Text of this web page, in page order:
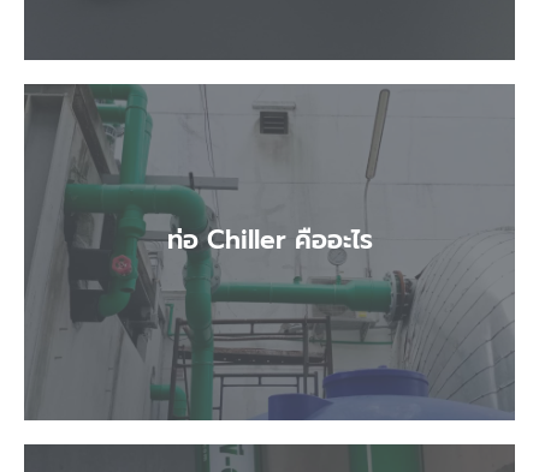
ท่อ Chiller คืออะไร
ท่อ Chiller คืออะไร